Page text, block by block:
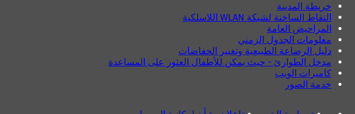
خريطة المدينة
النقاط الساخنة لشبكة WLAN اللاسلكية
المراحيض العامة
معلومات الجدول الزمني
دليل الرضاعة الطبيعية وتغيير الحفاضات
مدخل الطوارئ - حيث يمكن للأطفال العثور على المساعدة
كاميرات الويب
خدمة الصور